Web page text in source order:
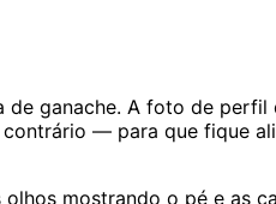
de ganache. A foto de
— para que fique
mostrando o pé e as